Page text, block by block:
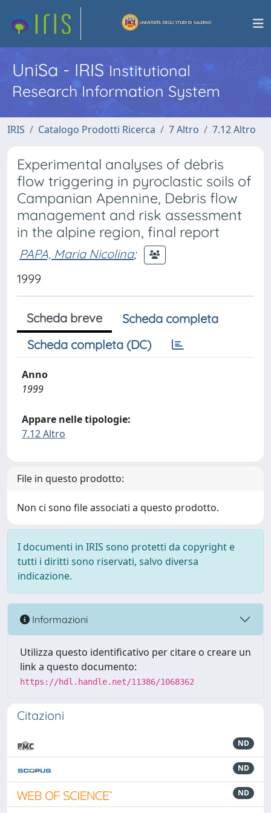
UniSa - IRISInstitutional
Research Information System
IRIS Catalogo Prodotti Ricerca 7 Altro 7.12 Altro
Experimental analyses of debris
flow triggering in pyroclastic soils of
Campanian Apennine, Debris flow
management and risk assessment
in the alpine region, final report
PAPA, Maria Nicolina;
1999
Scheda breve
Scheda completa
Scheda completa (DC)
Anno
1999
Appare nelle tipologie:
7.12 Altro
File in questo prodotto:
Non ci sono file associati a questo prodotto.
I documenti in IRIS sono protetti da copyright e
tutti i diritti sono riservati, salvo diversa
indicazione.
Informazioni
Utilizza questo identificativo per citare o creare un
link a questo documento:
https://hdl.handle.net/11386/1068362
Citazioni
ND
ND
ND